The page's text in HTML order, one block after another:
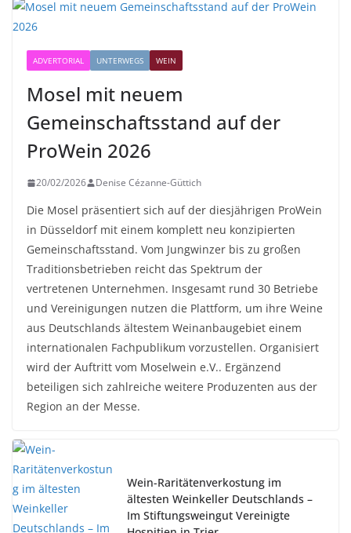
ADVERTORIAL UNTERWEGS WEIN
Mosel mit neuem
Gemeinschaftsstand auf der
ProWein 2026
20/02/2026 Denise Cézanne-Güttich
Die Mosel präsentiert sich auf der diesjährigen ProWein
in Düsseldorf mit einem komplett neu konzipierten
Gemeinschaftsstand. Vom Jungwinzer bis zu großen
Traditionsbetrieben reicht das Spektrum der
vertretenen Unternehmen. Insgesamt rund 30 Betriebe
und Vereinigungen nutzen die Plattform, um ihre Weine
aus Deutschlands ältestem Weinanbaugebiet einem
internationalen Fachpublikum vorzustellen. Organisiert
wird der Auftritt vom Moselwein e.V.. Ergänzend
beteiligen sich zahlreiche weitere Produzenten aus der
Region an der Messe.
Wein-Raritätenverkostung im
ältesten Weinkeller Deutschlands –
Im Stiftungsweingut Vereinigte